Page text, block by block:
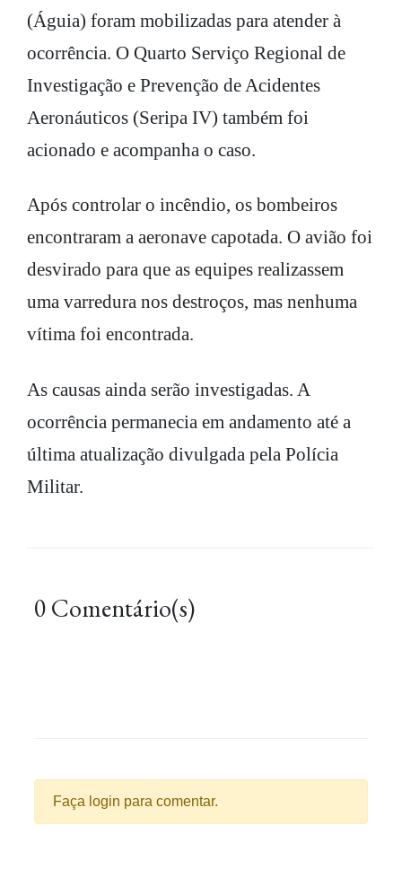
(Águia) foram mobilizadas para atender à
ocorrência. O Quarto Serviço Regional de
Investigação e Prevenção de Acidentes
Aeronáuticos (Seripa IV) também foi
acionado e acompanha o caso.
Após controlar o incêndio, os bombeiros
encontraram a aeronave capotada. O avião foi
desvirado para que as equipes realizassem
uma varredura nos destroços, mas nenhuma
vítima foi encontrada.
As causas ainda serão investigadas. A
ocorrência permanecia em andamento até a
última atualização divulgada pela Polícia
Militar.
0 Comentário(s)
Faça login para comentar.